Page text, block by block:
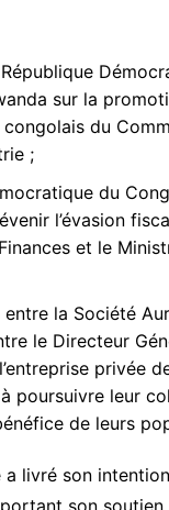
sur la
du
;
du
l’évasion
et le
la Société
le Directeur
privée
poursuivre leur
de leurs
a livré son